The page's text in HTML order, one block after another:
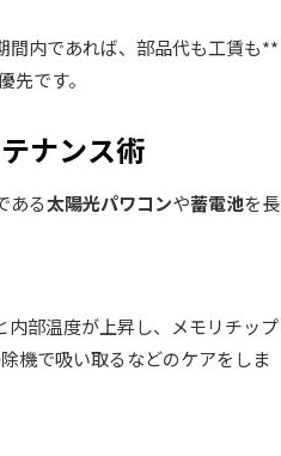
間内であれば、部品代も工賃も**
です。
ナンス術
ある太陽光パワコンや蓄電池を長
部温度が上昇し、メモリチップ
機で吸い取るなどのケアをしま